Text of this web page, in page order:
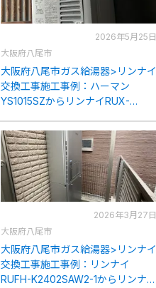
2026年5月25日
大阪府八尾市
大阪府八尾市ガス給湯器>リンナイ
交換工事施工事例：ハーマン
YS1015SZからリンナイRUX-
2026年3月27日
大阪府八尾市
大阪府八尾市ガス給湯器>リンナイ
交換工事施工事例：リンナイ
RUFH-K2402SAW2-1からリンナイ